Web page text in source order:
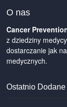
O nas
Cancer
z dziedziny
dostarczanie jak
medycznych.
Ostatnio Dodane